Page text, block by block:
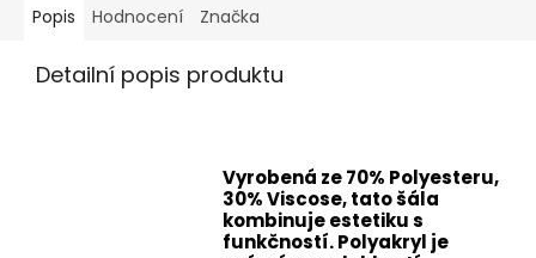
Popis Hodnocení Značka
Detailní popis produktu
Vyrobená ze70% Polyesteru,
30% Viscose, tato šála
kombinuje estetiku s
funkčností. Polyakryl je